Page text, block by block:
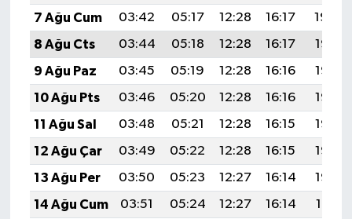
7 Ağu Cum
03:42 05:17 12:28 16:17
19:29
8 Ağu Cts
03:44 05:18 12:28 16:17
19:28
9 Ağu Paz
03:45 05:19 12:28 16:16
19:27
10 Ağu Pts
03:46 05:20 12:28 16:16
19:26
11 Ağu Sal
03:48 05:21 12:28 16:15
19:25
12 Ağu Çar
03:49 05:22 12:28 16:15
19:23
13 Ağu Per
03:50 05:23 12:27 16:14
19:22
14 Ağu Cum
03:51 05:24 12:27 16:14
19:21